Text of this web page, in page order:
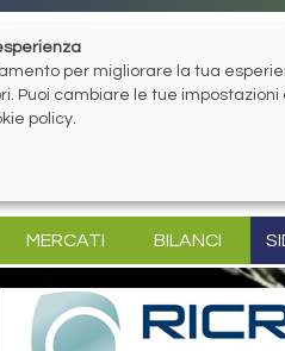
MERCATI BILANCI
per migliorare la tua
Puoi cambiare le tue
policy.